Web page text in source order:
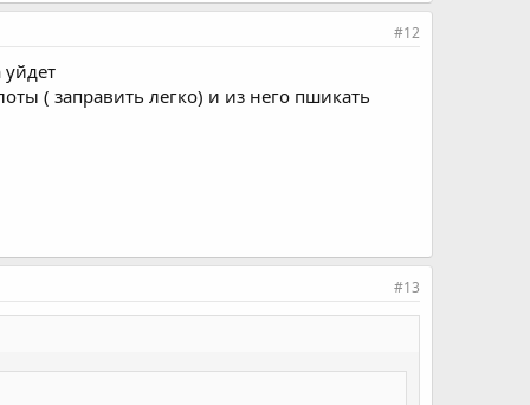
#12
( заправить легко) и из него пшикать
#13